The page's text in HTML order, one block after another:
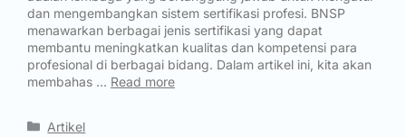
dan mengembangkan sistem sertifikasi profesi. BNSP
menawarkan berbagai jenis sertifikasi yang dapat
membantu meningkatkan kualitas dan kompetensi para
profesional di berbagai bidang. Dalam artikel ini, kita akan
membahas … Read more
Artikel